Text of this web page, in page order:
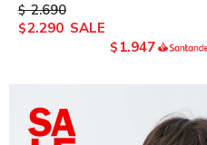
$ 2.690
$2.290
$ 1.947